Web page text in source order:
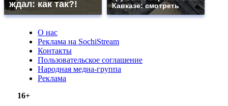
ждал: как так?!
Кавказе: смотреть
О нас
Реклама на SochiStream
Контакты
Пользовательское соглашение
Народная медиа-группа
Реклама
16+